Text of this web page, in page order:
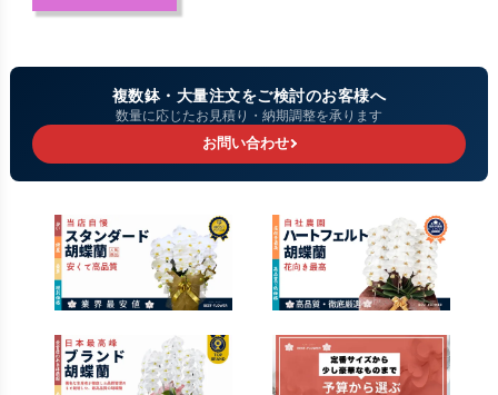
複数鉢・大量注文をご検討のお客様へ
数量に応じたお見積り・納期調整を承ります
お問い合わせ